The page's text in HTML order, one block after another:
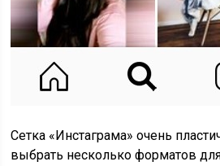
Сетка «Инстаграма» очень
выбрать несколько форматов